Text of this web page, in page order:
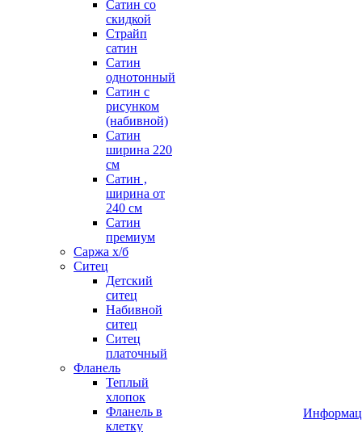
Сатин со
скидкой
Страйп
сатин
Сатин
однотонный
Сатин с
рисунком
(набивной)
Сатин
ширина 220
см
Сатин ,
ширина от
240 см
Сатин
премиум
Саржа х/б
Ситец
Детский
ситец
Набивной
ситец
Ситец
платочный
Фланель
Теплый
хлопок
Фланель в
клетку